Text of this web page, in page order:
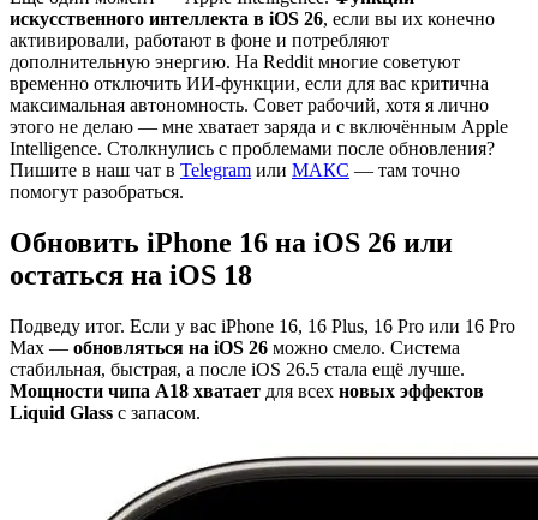
искусственного интеллекта в iOS 26, если вы их конечно
активировали, работают в фоне и потребляют
дополнительную энергию. На Reddit многие советуют
временно отключить ИИ-функции, если для вас критична
максимальная автономность. Совет рабочий, хотя я лично
этого не делаю — мне хватает заряда и с включённым Apple
Intelligence. Столкнулись с проблемами после обновления?
Пишите в наш чат в Telegram или МАКС — там точно
помогут разобраться.
Обновить iPhone 16 на iOS 26 или
остаться на iOS 18
Подведу итог. Если у вас iPhone 16, 16 Plus, 16 Pro или 16 Pro
Max — обновляться на iOS 26 можно смело. Система
стабильная, быстрая, а после iOS 26.5 стала ещё лучше.
Мощности чипа A18 хватает для всех новых эффектов
Liquid Glass с запасом.